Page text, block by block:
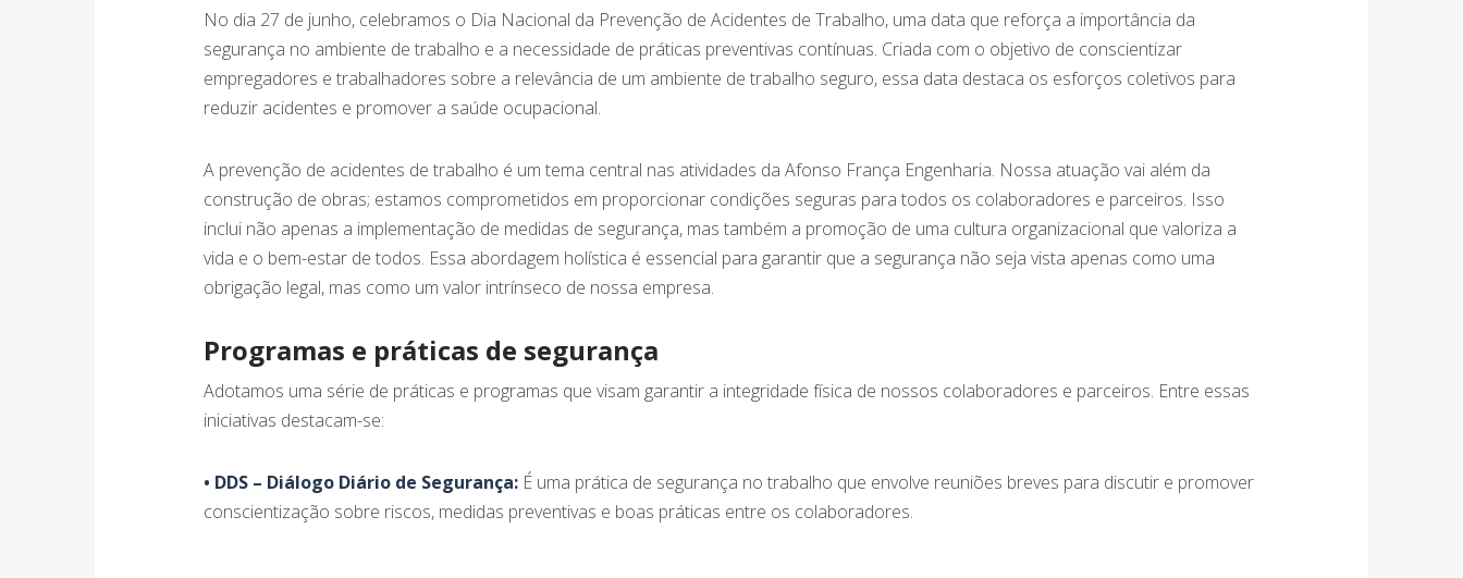
No dia 27 de junho, celebramos o Dia Nacional da Prevenção de Acidentes de Trabalho, uma data que reforça a importância da
segurança no ambiente de trabalho e a necessidade de práticas preventivas contínuas. Criada com o objetivo de conscientizar
empregadores e trabalhadores sobre a relevância de um ambiente de trabalho seguro, essa data destaca os esforços coletivos para
reduzir acidentes e promover a saúde ocupacional.
A prevenção de acidentes de trabalho é um tema central nas atividades da Afonso França Engenharia. Nossa atuação vai além da
construção de obras; estamos comprometidos em proporcionar condições seguras para todos os colaboradores e parceiros. Isso
inclui não apenas a implementação de medidas de segurança, mas também a promoção de uma cultura organizacional que valoriza a
vida e o bem-estar de todos. Essa abordagem holística é essencial para garantir que a segurança não seja vista apenas como uma
obrigação legal, mas como um valor intrínseco de nossa empresa.
Programas e práticas de segurança
Adotamos uma série de práticas e programas que visam garantir a integridade física de nossos colaboradores e parceiros. Entre essas
iniciativas destacam-se:
• DDS – Diálogo Diário de Segurança: É uma prática de segurança no trabalho que envolve reuniões breves para discutir e promover
conscientização sobre riscos, medidas preventivas e boas práticas entre os colaboradores.